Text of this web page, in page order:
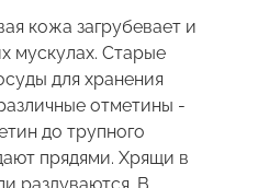
кожа загрубевает и
мускулах. Старые
для хранения
отметины -
до трупного
прядями. Хрящи в